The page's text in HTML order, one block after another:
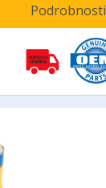
Podrobnosti